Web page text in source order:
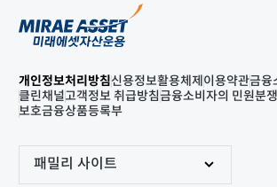
개인정보처리방침신용정보활용체제 이용약관금융
클린채널고객정보 취급방침금융소비자의 민원분
보호금융상품등록부
패밀리 사이트